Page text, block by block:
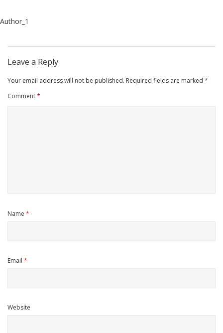
Author_1
Leave a Reply
Your email address will not be published. Required fields are marked *
Comment*
Name *
Email *
Website